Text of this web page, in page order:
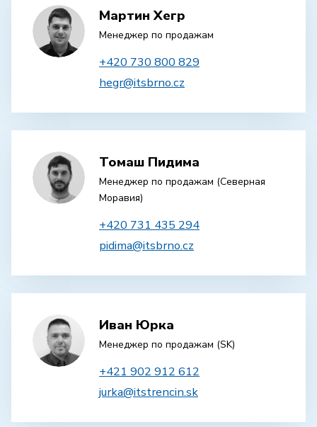
Мартин Хегр
Менеджер по продажам
+420 730 800 829
hegr@itsbrno.cz
Томаш Пидима
Менеджер по продажам (Северная
Моравия)
+420 731 435 294
pidima@itsbrno.cz
Иван Юрка
Менеджер по продажам (SK)
+421 902 912 612
jurka@itstrencin.sk